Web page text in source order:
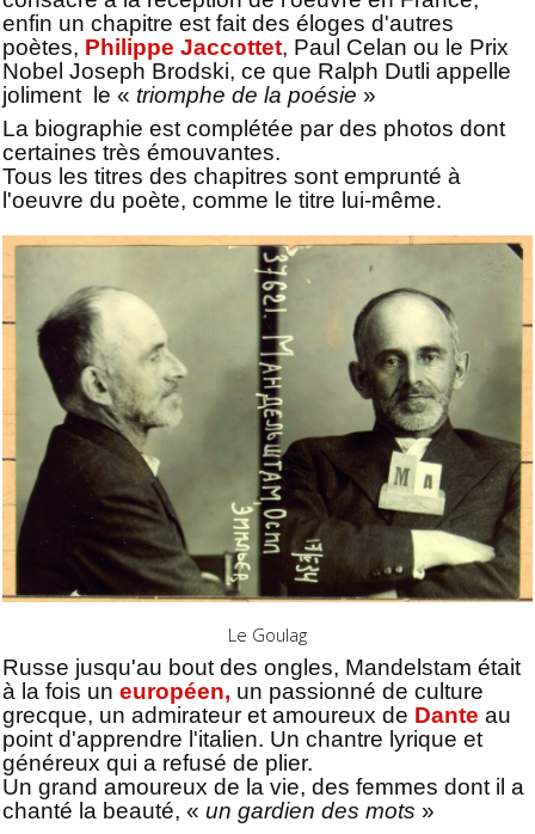
enfin un chapitre est fait des éloges d'autres
poètes, Philippe Jaccottet, Paul Celan ou le Prix
Nobel Joseph Brodski, ce que Ralph Dutli appelle
joliment le « triomphe de la poésie »
La biographie est complétée par des photos dont
certaines très émouvantes.
Tous les titres des chapitres sont emprunté à
l'oeuvre du poète, comme le titre lui-même.
Le Goulag
Russe jusqu'au bout des ongles, Mandelstam était
à la fois un européen, un passionné de culture
grecque, un admirateur et amoureux de Dante au
point d'apprendre l'italien. Un chantre lyrique et
généreux qui a refusé de plier.
Un grand amoureux de la vie, des femmes dont il a
chanté la beauté, « un gardien des mots »